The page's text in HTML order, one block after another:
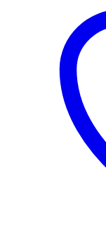
página
de
producto